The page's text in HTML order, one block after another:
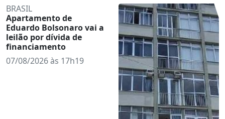
BRASIL
Apartamento de
Eduardo Bolsonaro vai a
leilão por dívida de
financiamento
07/08/2026 às 17h19